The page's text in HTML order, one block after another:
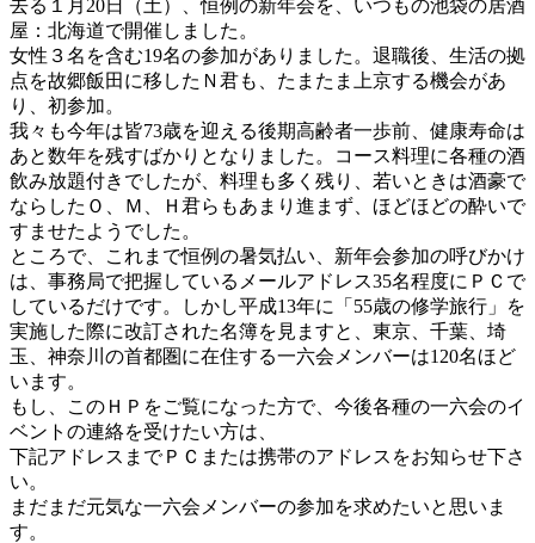
去る１月20日（土）、恒例の新年会を、いつもの池袋の居酒
屋：北海道で開催しました。
女性３名を含む19名の参加がありました。退職後、生活の拠
点を故郷飯田に移したＮ君も、たまたま上京する機会があ
り、初参加。
我々も今年は皆73歳を迎える後期高齢者一歩前、健康寿命は
あと数年を残すばかりとなりました。コース料理に各種の酒
飲み放題付きでしたが、料理も多く残り、若いときは酒豪で
ならしたＯ、Ｍ、Ｈ君らもあまり進まず、ほどほどの酔いで
すませたようでした。
ところで、これまで恒例の暑気払い、新年会参加の呼びかけ
は、事務局で把握しているメールアドレス35名程度にＰＣで
しているだけです。しかし平成13年に「55歳の修学旅行」を
実施した際に改訂された名簿を見ますと、東京、千葉、埼
玉、神奈川の首都圏に在住する一六会メンバーは120名ほど
います。
もし、このＨＰをご覧になった方で、今後各種の一六会のイ
ベントの連絡を受けたい方は、
下記アドレスまでＰＣまたは携帯のアドレスをお知らせ下さ
い。
まだまだ元気な一六会メンバーの参加を求めたいと思いま
す。